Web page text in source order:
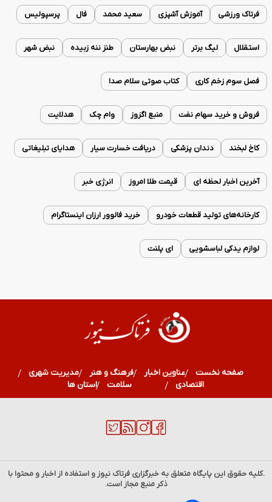
فرتاک ورزشی آموزش آشپزی سعید محمد فال پرسپولیس
استقلال لیگ برتر نبض بهارستان طنز ننه زبیده نبض شهر
فصل سوم زخم کاری کتاب صوتی سلام صدا
فروش و خرید سهام نفت منبع اگزوز وام چک هدلایت
کاخ لبخند دندان پزشکی دریافت خسارت سیار هدایای تبلیغاتی
آخرین اخبار لحظه ای قیمت طلا امروز انرژی خبر
کارخانه‌های تولید قطعات خودرو خرید فالوور ارزان اینستاگرام
لوازم یدکی لباسشویی ای پلنت
صفحه نخست عناوین اخبار فرهنگ و هنر
مدیریت شهری
اقتصادی
ورزشی سلامت استان ها
.کلیه حقوق این پایگاه متعلق به خبرگزاریفرتاک نیوز و استفاده از اخبار و محتوا با
ذکر منبع مجاز است.